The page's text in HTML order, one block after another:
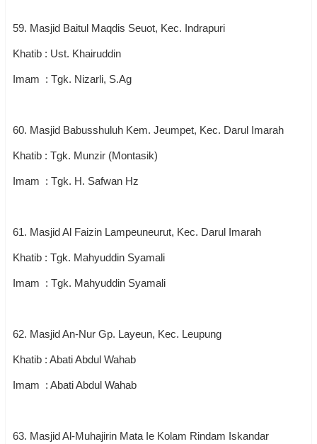
59. Masjid Baitul Maqdis Seuot, Kec. Indrapuri
Khatib : Ust. Khairuddin
Imam : Tgk. Nizarli, S.Ag
60. Masjid Babusshuluh Kem. Jeumpet, Kec. Darul Imarah
Khatib : Tgk. Munzir (Montasik)
Imam : Tgk. H. Safwan Hz
61. Masjid Al Faizin Lampeuneurut, Kec. Darul Imarah
Khatib : Tgk. Mahyuddin Syamali
Imam : Tgk. Mahyuddin Syamali
62. Masjid An-Nur Gp. Layeun, Kec. Leupung
Khatib : Abati Abdul Wahab
Imam : Abati Abdul Wahab
63. Masjid Al-Muhajirin Mata Ie Kolam Rindam Iskandar